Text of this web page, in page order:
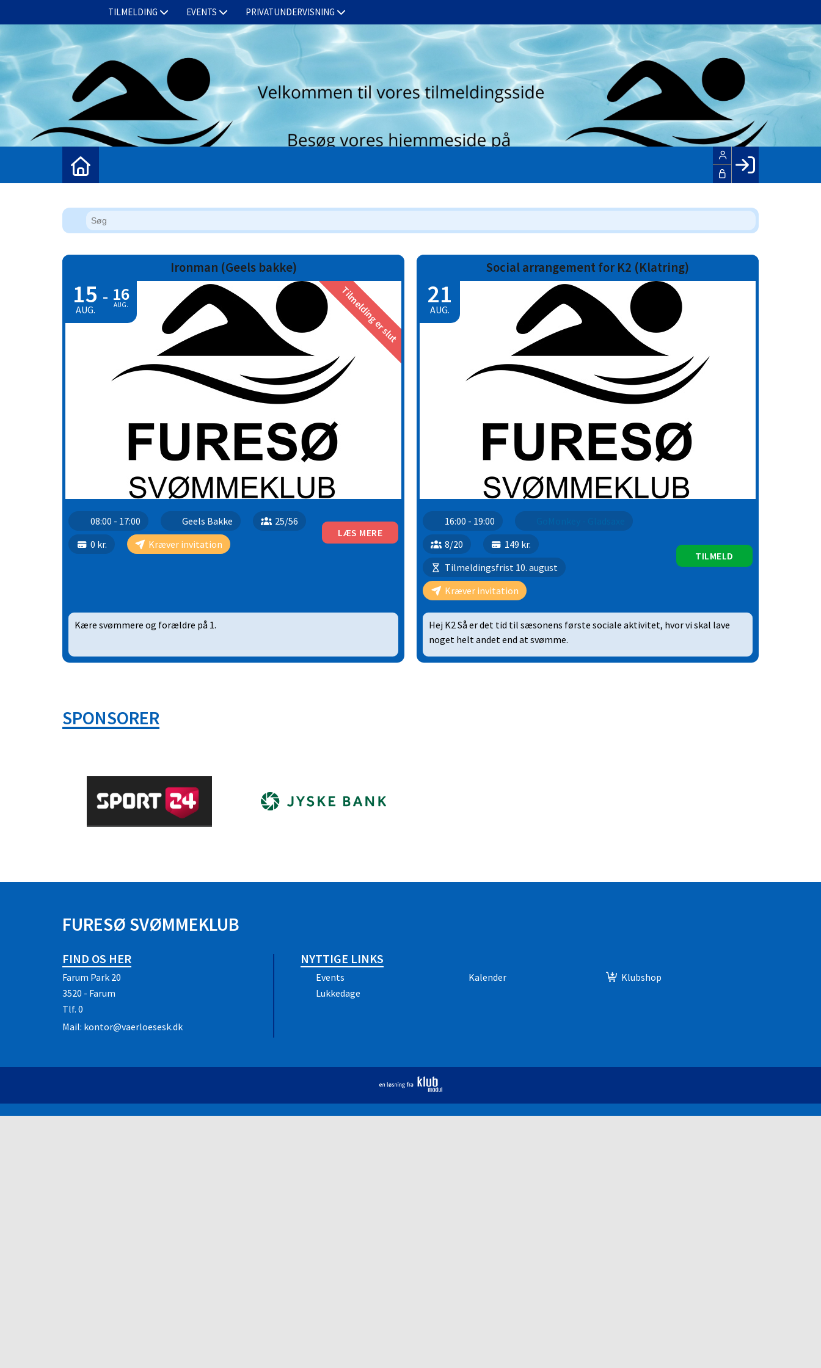
BETINGELSER SHOP KONTAKT LUKKEDAGE
TILMELDING EVENTS PRIVATUNDERVISNING
Husk mig
Glemt password
Opret profil
Ironman (Geels bakke)
15
AUG.
- 16
AUG. Tilmelding er slut
08:00 - 17:00 Geels Bakke
25/56
0 kr.
Kræver invitation
LÆS MERE
Kære svømmere og forældre på 1.
Social arrangement for K2 (Klatring)
21
AUG.
16:00 - 19:00
8/20
149 kr.
Tilmeldingsfrist 10. august
Kræver invitation
TILMELD
Hej K2 Så er det tid til sæsonens første sociale aktivitet, hvor vi skal lave
noget helt andet end at svømme.
SPONSORER
FURESØ SVØMMEKLUB
FIND OS HER
Farum Park 20
3520 - Farum
Tlf. 0
Mail: kontor@vaerloesesk.dk
NYTTIGE LINKS
Events Kalender
Klubshop
Lukkedage